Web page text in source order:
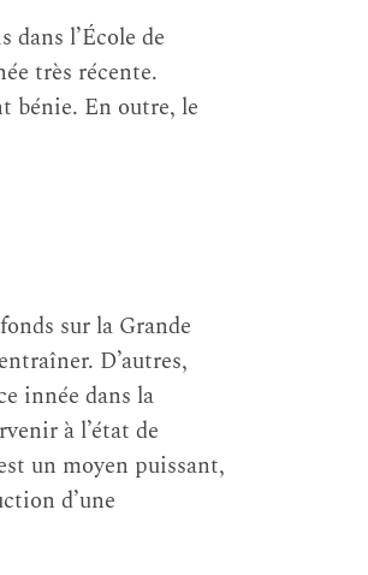
l’École de
très récente.
bénie. En outre, le
sur la Grande
D’autres,
innée dans la
à l’état de
un moyen puissant,
d’une